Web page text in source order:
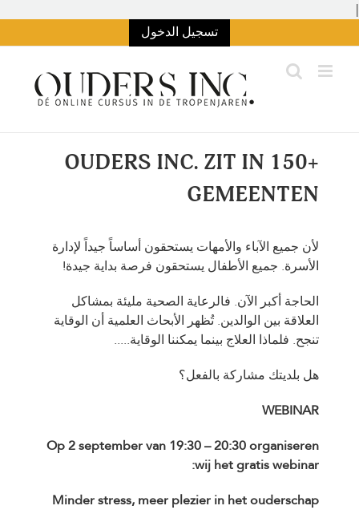
|
المحتوى
تسجيل الدخول
OUDERS INC. ZIT IN 150+
GEMEENTEN
لأن جميع الآباء والأمهات يستحقون أساساً جيداً لإدارة
الأسرة. جميع الأطفال يستحقون فرصة بداية جيدة!
الحاجة أكبر الآن. فالرعاية الصحية مليئة بمشاكل
العلاقة بين الوالدين. تُظهر الأبحاث العلمية أن الوقاية
تنجح. فلماذا العلاج بينما يمكننا الوقاية.....
هل بلديتك مشاركة بالفعل؟
WEBINAR
Op 2 september van 19:30 – 20:30 organiseren
wij het gratis webinar:
Minder stress, meer plezier in het ouderschap